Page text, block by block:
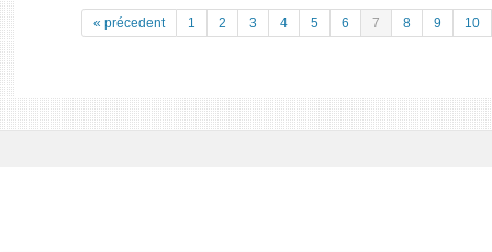
« précedent 1 2 3 4 5 6 7 8 9 10